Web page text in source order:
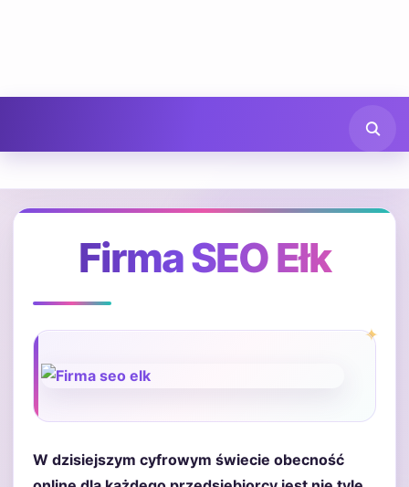
Firma SEO Ełk
W dzisiejszym cyfrowym świecie obecność